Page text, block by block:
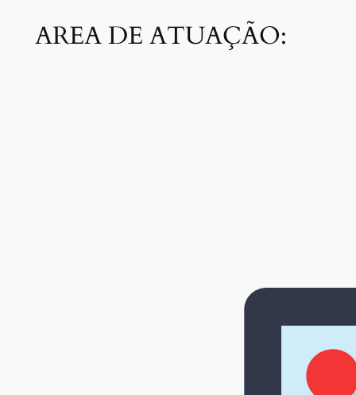
AREA DE ATUAÇÃO: